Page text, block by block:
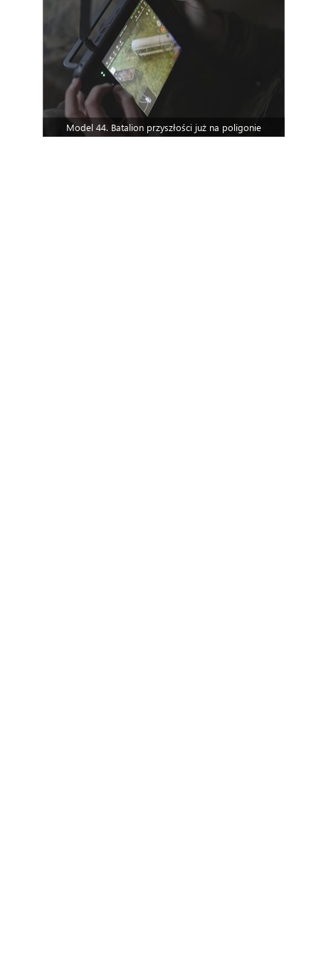
Model 44. Batalion przyszłości już na poligonie